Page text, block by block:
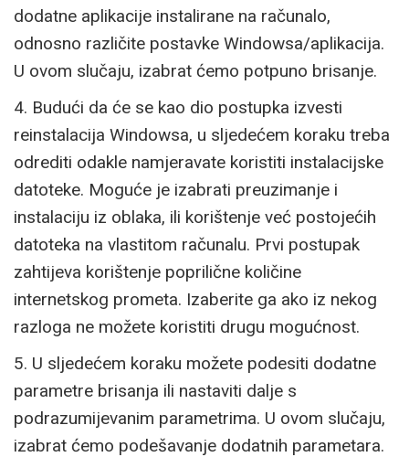
dodatne aplikacije instalirane na računalo,
odnosno različite postavke Windowsa/aplikacija.
U ovom slučaju, izabrat ćemo potpuno brisanje.
4. Budući da će se kao dio postupka izvesti
reinstalacija Windowsa, u sljedećem koraku treba
odrediti odakle namjeravate koristiti instalacijske
datoteke. Moguće je izabrati preuzimanje i
instalaciju iz oblaka, ili korištenje već postojećih
datoteka na vlastitom računalu. Prvi postupak
zahtijeva korištenje poprilične količine
internetskog prometa. Izaberite ga ako iz nekog
razloga ne možete koristiti drugu mogućnost.
5. U sljedećem koraku možete podesiti dodatne
parametre brisanja ili nastaviti dalje s
podrazumijevanim parametrima. U ovom slučaju,
izabrat ćemo podešavanje dodatnih parametara.